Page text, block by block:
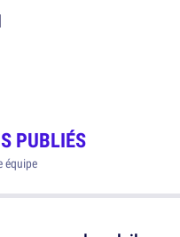
PUBLIÉS
équipe